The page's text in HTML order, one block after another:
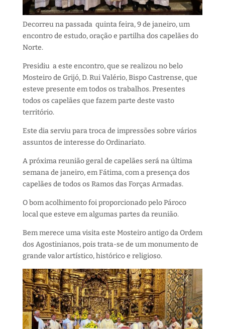
Decorreu na passada quinta feira, 9 de janeiro, um
encontro de estudo, oração e partilha dos capelães do
Norte.
Presidiu a este encontro, que se realizou no belo
Mosteiro de Grijó, D. Rui Valério, Bispo Castrense, que
esteve presente em todos os trabalhos. Presentes
todos os capelães que fazem parte deste vasto
território.
Este dia serviu para troca de impressões sobre vários
assuntos de interesse do Ordinariato.
A próxima reunião geral de capelães será na última
semana de janeiro, em Fátima, com a presença dos
capelães de todos os Ramos das Forças Armadas.
O bom acolhimento foi proporcionado pelo Pároco
local que esteve em algumas partes da reunião.
Bem merece uma visita este Mosteiro antigo da Ordem
dos Agostinianos, pois trata-se de um monumento de
grande valor artístico, histórico e religioso.